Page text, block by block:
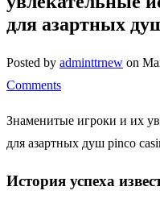
для азартных
Posted by adminttrnew on
Comments
Знаменитые игроки и их
для азартных душ pinco
История успеха